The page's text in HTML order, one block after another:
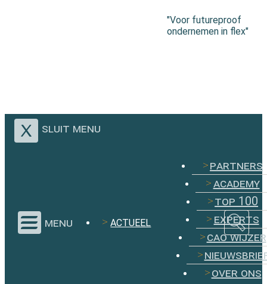
"Voor futureproof
ondernemen in flex"
sluit menu
menu ACTUEEL
partners
academy
top 100
experts
cao wijzer
over ons